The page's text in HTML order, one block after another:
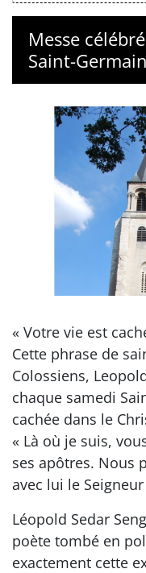
Messe
Saint-
« Votre vie est
Cette phrase de
Colossiens,
chaque samedi
cachée dans le
« Là où je suis,
ses apôtres. Nous
avec lui le
Léopold Sedar
poète tombé en
exactement cette